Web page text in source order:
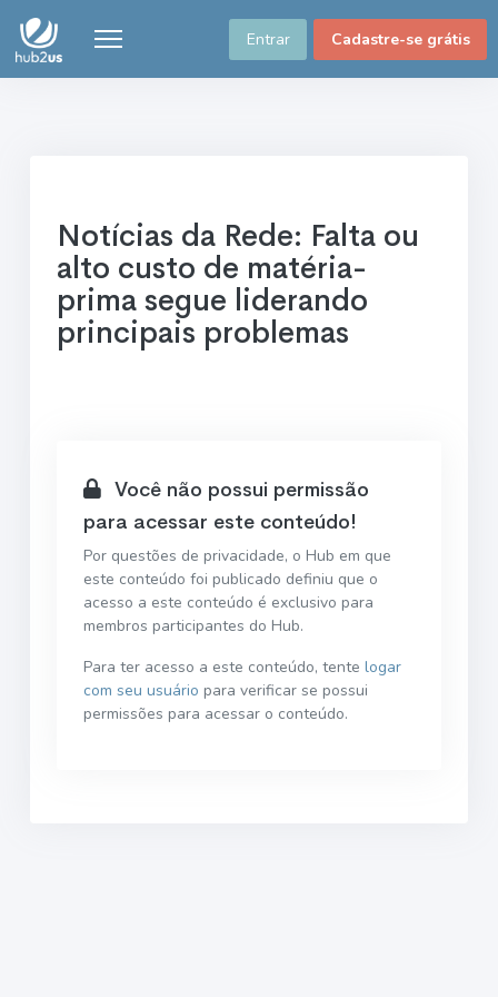
Entrar Cadastre-se grátis
Notícias da Rede: Falta ou
alto custo de matéria-
prima segue liderando
principais problemas
Você não possui permissão
para acessar este conteúdo!
Por questões de privacidade, o Hub em que
este conteúdo foi publicado definiu que o
acesso a este conteúdo é exclusivo para
membros participantes do Hub.
Para ter acesso a este conteúdo, tente logar
com seu usuário para verificar se possui
permissões para acessar o conteúdo.